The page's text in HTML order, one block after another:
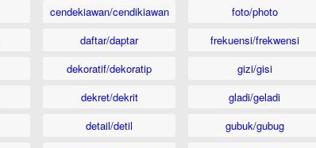
cendekiawan/cendikiawan
daftar/daptar
dekoratif/dekoratip
dekret/dekrit
detail/detil
foto/photo
frekuensi/frekwensi
gizi/gisi
gladi/geladi
gubuk/gubug